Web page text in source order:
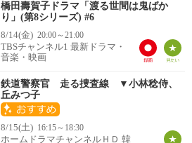
橋田壽賀子ドラマ「渡る世間は鬼ばか
り」(第8シリーズ) #6
8/14(金) 20:00～21:00
TBSチャンネル1 最新ドラマ・
音楽・映画
鉄道警察官 走る捜査線 ▼小林稔侍、
丘みつ子
8/15(土) 16:15～18:30
ホームドラマチャンネルＨＤ 韓